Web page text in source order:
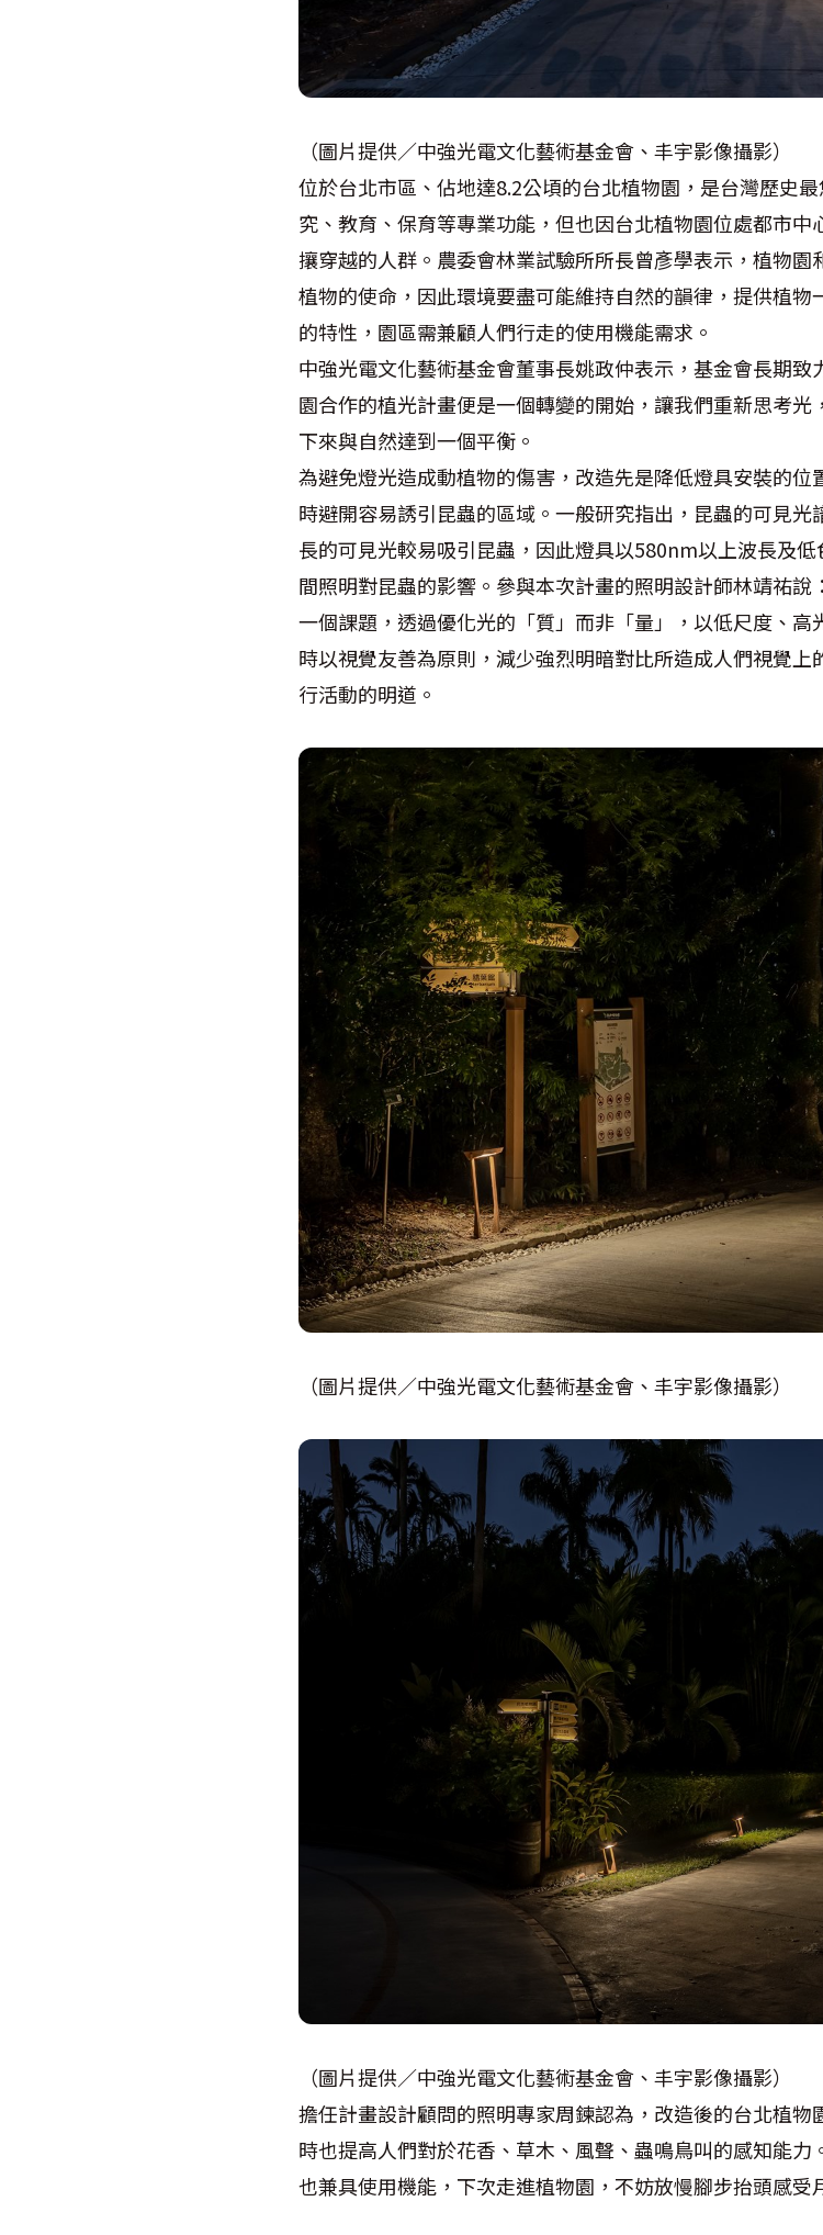
（圖片提供／中強光電文化藝術基金會、丰宇影像攝影）
位於台北市區、佔地達8.2公頃的台北植物園，是台灣歷史
究、教育、保育等專業功能，但也因台北植物園位處都市
攘穿越的人群。農委會林業試驗所所長曾彥學表示，植物
植物的使命，因此環境要盡可能維持自然的韻律，提供植
的特性，園區需兼顧人們行走的使用機能需求。
中強光電文化藝術基金會董事長姚政仲表示，基金會長期
園合作的植光計畫便是一個轉變的開始，讓我們重新思考
下來與自然達到一個平衡。
為避免燈光造成動植物的傷害，改造先是降低燈具安裝的
時避開容易誘引昆蟲的區域。一般研究指出，昆蟲的可見
長的可見光較易吸引昆蟲，因此燈具以580nm以上波長及
間照明對昆蟲的影響。參與本次計畫的照明設計師林靖祐
一個課題，透過優化光的「質」而非「量」，以低尺度、
時以視覺友善為原則，減少強烈明暗對比所造成人們視覺
行活動的明道。
（圖片提供／中強光電文化藝術基金會、丰宇影像攝影）
（圖片提供／中強光電文化藝術基金會、丰宇影像攝影）
擔任計畫設計顧問的照明專家周鍊認為，改造後的台北植
時也提高人們對於花香、草木、風聲、蟲鳴鳥叫的感知能
也兼具使用機能，下次走進植物園，不妨放慢腳步抬頭感受